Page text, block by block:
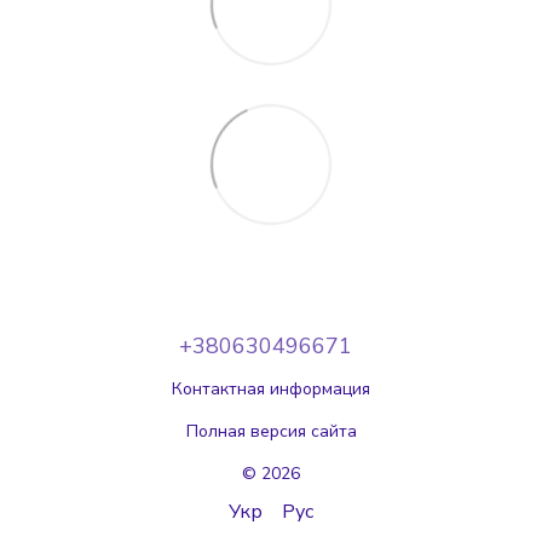
+380630496671
Контактная информация
Полная версия сайта
© 2026
Укр Рус